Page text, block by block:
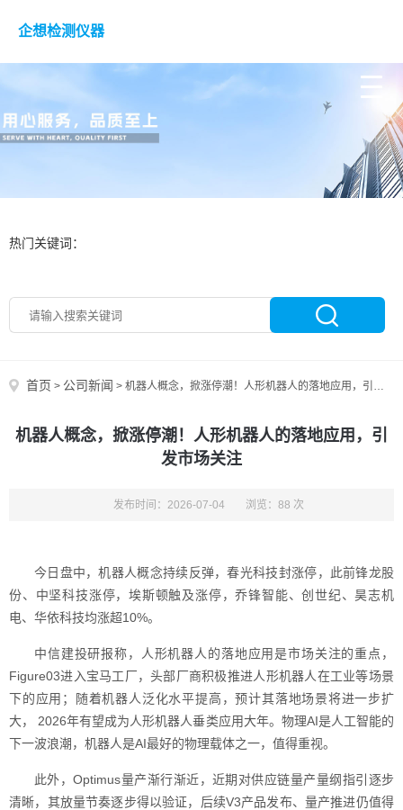
企想检测仪器
热门关键词：
首页 > 公司新闻 > 机器人概念，掀涨停潮！人形机器人的落地应用，引发市场关注
机器人概念，掀涨停潮！人形机器人的落地应用，引
发市场关注
发布时间：2026-07-04 浏览：88 次
今日盘中，机器人概念持续反弹，春光科技封涨停，此前锋龙股
份、中坚科技涨停，埃斯顿触及涨停，乔锋智能、创世纪、昊志机
电、华依科技均涨超10%。
中信建投研报称，人形机器人的落地应用是市场关注的重点，
Figure03进入宝马工厂，头部厂商积极推进人形机器人在工业等场景
下的应用；随着机器人泛化水平提高，预计其落地场景将进一步扩
大， 2026年有望成为人形机器人垂类应用大年。物理AI是人工智能的
下一波浪潮，机器人是AI最好的物理载体之一，值得重视。
此外，Optimus量产渐行渐近，近期对供应链量产量纲指引逐步
清晰，其放量节奏逐步得以验证，后续V3产品发布、量产推进仍值得